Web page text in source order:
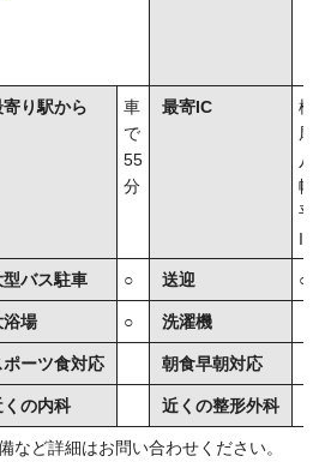
寄り駅から
車
で
55
分
最寄IC
松
尾
八
幡
平
IC
型バス駐車 ○ 送迎 ○
浴場 ○ 洗濯機
ポーツ食対応 朝食早朝対応
くの内科 近くの整形外科
など詳細はお問い合わせください。